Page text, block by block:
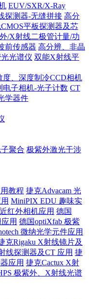
EUV/SXR/X-Ray
探测器-无缝拼接 高分
平板探测器及芯
/X射线二极管计量/功
前传感器 高分辨、非晶
光谱仪 双能X射线平
度、深度制冷CCD相机
电子相机-光子计数 CT
学器件
聚合 极紫外激光干涉
教程 捷克Advacam 光
MiniPIX EDU 趣味实
红外相机应用 德国
用 德国optiXfab 极紫
微纳光学元件应用
克Rigaku X射线镜片及
线探测器及CT 应用 捷
应用 捷克Cactux X射
极紫外、X射线光谱